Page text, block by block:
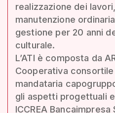
realizzazione dei
manutenzione
gestione per 20 anni
culturale.
L’ATI è composta da
Cooperativa consortile
mandataria
gli aspetti progettuali
ICCREA Bancaimpresa